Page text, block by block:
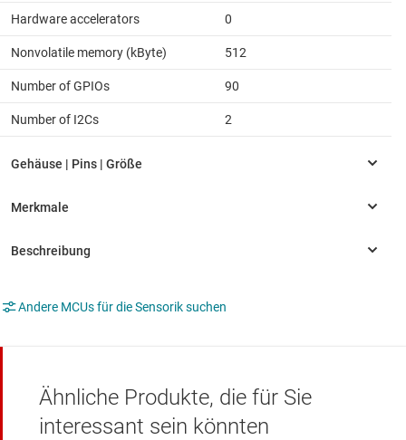
Hardware accelerators 0
Nonvolatile memory (kByte) 512
Number of GPIOs 90
Number of I2Cs 2
Andere MCUs für die Sensorik suchen
Ähnliche Produkte, die für Sie
interessant sein könnten